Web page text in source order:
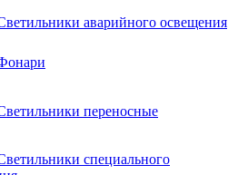
аварийного освещения
переносные
специального